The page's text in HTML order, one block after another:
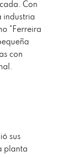
Con
industria
"Ferreira
con
sus
planta